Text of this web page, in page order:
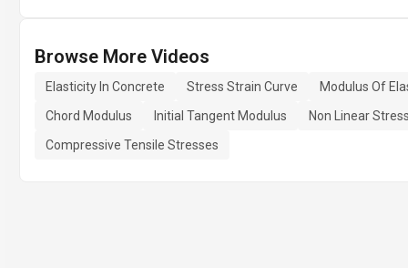
Browse More Videos
Elasticity In Concrete Stress Strain Curve
Modulus Of
Chord Modulus
Initial Tangent Modulus
Non Linear
Compressive Tensile Stresses